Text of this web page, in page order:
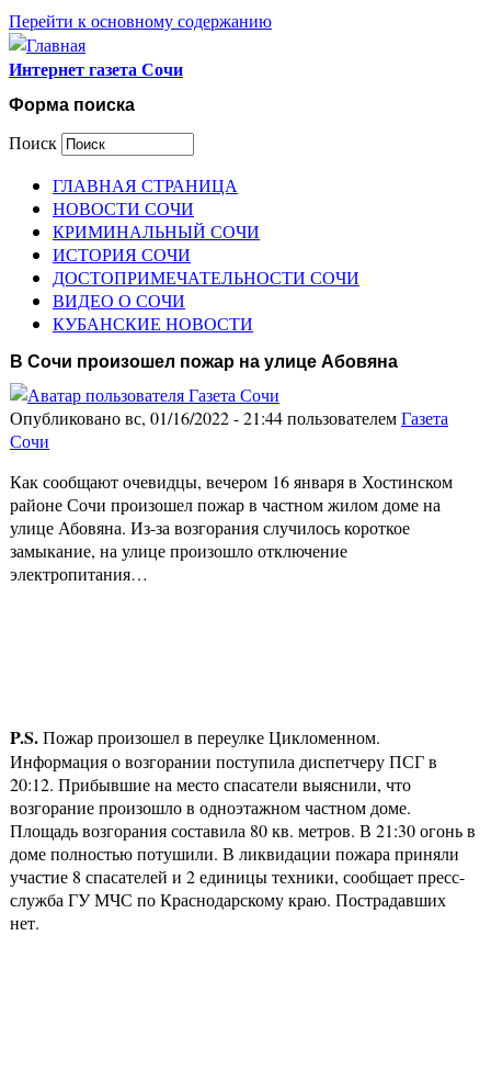
Перейти к основному содержанию
Интернет газета Сочи
Форма поиска
Поиск
ГЛАВНАЯ СТРАНИЦА
НОВОСТИ СОЧИ
КРИМИНАЛЬНЫЙ СОЧИ
ИСТОРИЯ СОЧИ
ДОСТОПРИМЕЧАТЕЛЬНОСТИ СОЧИ
ВИДЕО О СОЧИ
КУБАНСКИЕ НОВОСТИ
В Сочи произошел пожар на улице Абовяна
Опубликовано вс, 01/16/2022 - 21:44 пользователемГазета
Сочи
Как сообщают очевидцы, вечером 16 января в Хостинском
районе Сочи произошел пожар в частном жилом доме на
улице Абовяна. Из-за возгорания случилось короткое
замыкание, на улице произошло отключение
электропитания…
P.S.Пожар произошел в переулке Цикломенном.
Информация о возгорании поступила диспетчеру ПСГ в
20:12. Прибывшие на место спасатели выяснили, что
возгорание произошло в одноэтажном частном доме.
Площадь возгорания составила 80 кв. метров. В 21:30 огонь в
доме полностью потушили. В ликвидации пожара приняли
участие 8 спасателей и 2 единицы техники, сообщает пресс-
служба ГУ МЧС по Краснодарскому краю. Пострадавших
нет.